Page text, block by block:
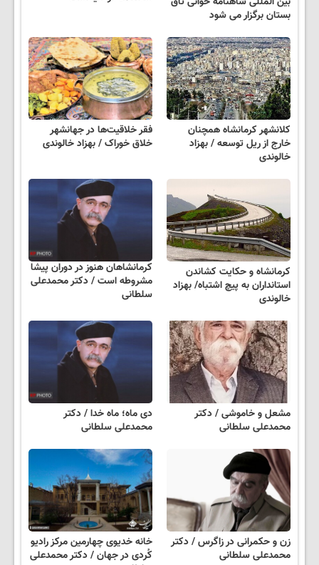
بستان برگزار می شود
کلانشهر کرمانشاه همچنان
خارج از ریل توسعه / بهزاد
خالوندی
فقر خلاقیت‌ها در جهانشهر
خلاق خوراک / بهزاد خالوندی
کرمانشاه و حکایت کشاندن
استانداران به پیچ‌ اشتباه/ بهزاد
خالوندی
کرمانشاهان هنوز در دوران پیشا
مشروطه است / دکتر محمدعلی
سلطانی
مشعل و خاموشی / دکتر
محمدعلی سلطانی
دی ماه؛ ماه خدا / دکتر
محمدعلی سلطانی
زن و حکمرانی در زاگرس / دکتر
محمدعلی سلطانی
خانه خدیوی چهارمین مرکز رادیو
کُردی در جهان / دکتر محمدعلی